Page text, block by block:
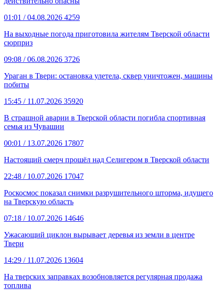
01:01 / 04.08.2026 4259
На выходные погода приготовила жителям Тверской области
сюрприз
09:08 / 06.08.2026 3726
Ураган в Твери: остановка улетела, сквер уничтожен, машины
побиты
15:45 / 11.07.2026 35920
В страшной аварии в Тверской области погибла спортивная
семья из Чувашии
00:01 / 13.07.2026 17807
Настоящий смерч прошёл над Селигером в Тверской области
22:48 / 10.07.2026 17047
Роскосмос показал снимки разрушительного шторма, идущего
на Тверскую область
07:18 / 10.07.2026 14646
Ужасающий циклон вырывает деревья из земли в центре
Твери
14:29 / 11.07.2026 13604
На тверских заправках возобновляется регулярная продажа
топлива